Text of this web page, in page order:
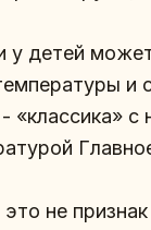
у детей
и
«классика» с
не признак